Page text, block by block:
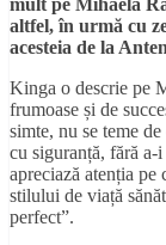
altfel, în urmă cu
acesteia de la
Kinga o descrie pe
frumoase și de
simte, nu se teme
cu siguranță, fără
apreciază atenția pe
stilului de viață
perfect”.